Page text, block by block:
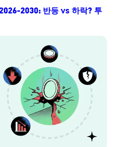
2030: 반등 vs 하락? 투